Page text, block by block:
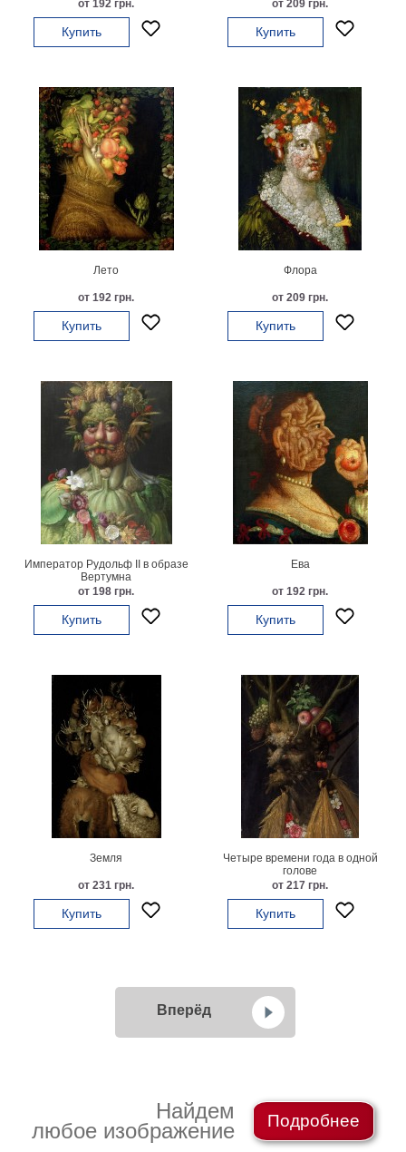
холсте
размеров
Наши
работы
от 192 грн.
Купить
от 209 грн.
Купить
Лето
от 192 грн.
Купить
Флора
от 209 грн.
Купить
Император Рудольф II в образе
Вертумна
от 198 грн.
Купить
Ева
от 192 грн.
Купить
Земля
от 231 грн.
Купить
Четыре времени года в одной
голове
от 217 грн.
Купить
Вперёд
Найдем
любое изображение
Подробнее